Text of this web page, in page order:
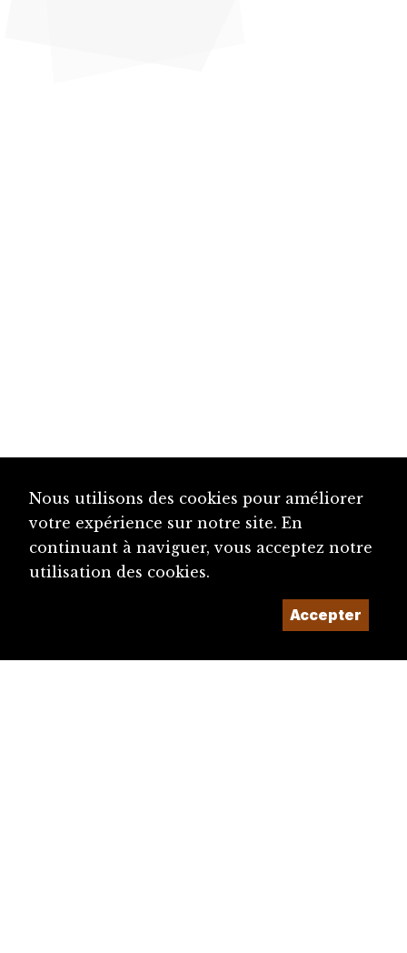
Nous utilisons des cookies pour améliorer
votre expérience sur notre site. En
continuant à naviguer, vous acceptez notre
utilisation des cookies.
Accepter